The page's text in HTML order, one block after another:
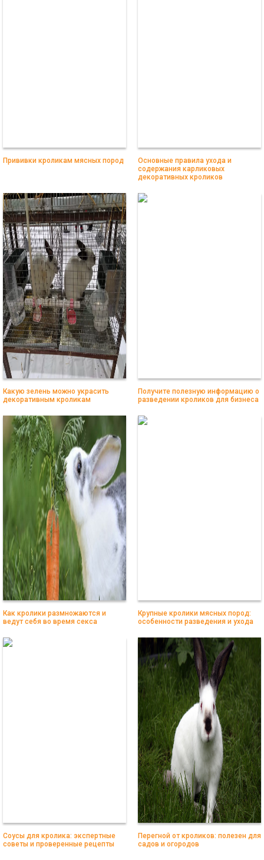
Прививки кроликам мясных пород
Основные правила ухода и
содержания карликовых
декоративных кроликов
Какую зелень можно украсить
декоративным кроликам
Получите полезную информацию о
разведении кроликов для бизнеса
Как кролики размножаются и
ведут себя во время секса
Крупные кролики мясных пород:
особенности разведения и ухода
Соусы для кролика: экспертные
советы и проверенные рецепты
Перегной от кроликов: полезен для
садов и огородов